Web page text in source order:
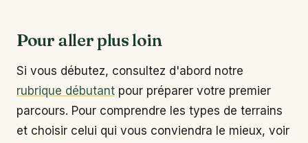
Pour aller plus loin
Si vous débutez, consultez d'abord notre
rubrique débutant pour préparer votre premier
parcours. Pour comprendre les types de terrains
et choisir celui qui vous conviendra le mieux, voir